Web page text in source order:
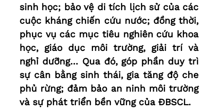
sinh học; bảo vệ di tích lịch sử của các
cuộc kháng chiến cứu nước; đồng thời,
phục vụ các mục tiêu nghiên cứu khoa
học, giáo dục môi trường, giải trí và
nghỉ dưỡng… Qua đó, góp phần duy trì
sự cân bằng sinh thái, gia tăng độ che
phủ rừng; đảm bảo an ninh môi trường
và sự phát triển bền vững của ĐBSCL.